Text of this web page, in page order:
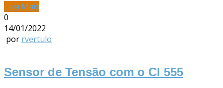
Leia Mais
0
14/01/2022
por rvertulo
Sensor de Tensão com o CI 555